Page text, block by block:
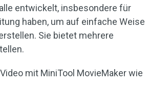
entwickelt, insbesondere für
haben, um auf einfache Weise
Sie bietet mehrere
mit MiniTool MovieMaker wie